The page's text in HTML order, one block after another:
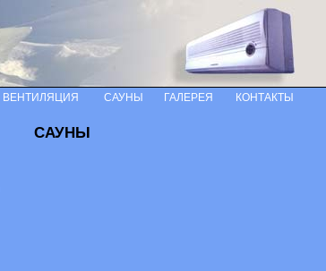
САУНЫ
ВЕНТИЛЯЦИЯ САУНЫ ГАЛЕРЕЯ КОНТАКТЫ